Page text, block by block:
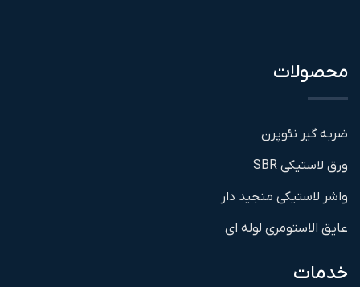
محصولات
ضربه گیر نئوپرن
ورق لاستیکی SBR
واشر لاستیکی منجید دار
عایق الاستومری لوله ای
خدمات